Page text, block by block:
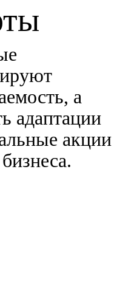
а
адаптации
акции